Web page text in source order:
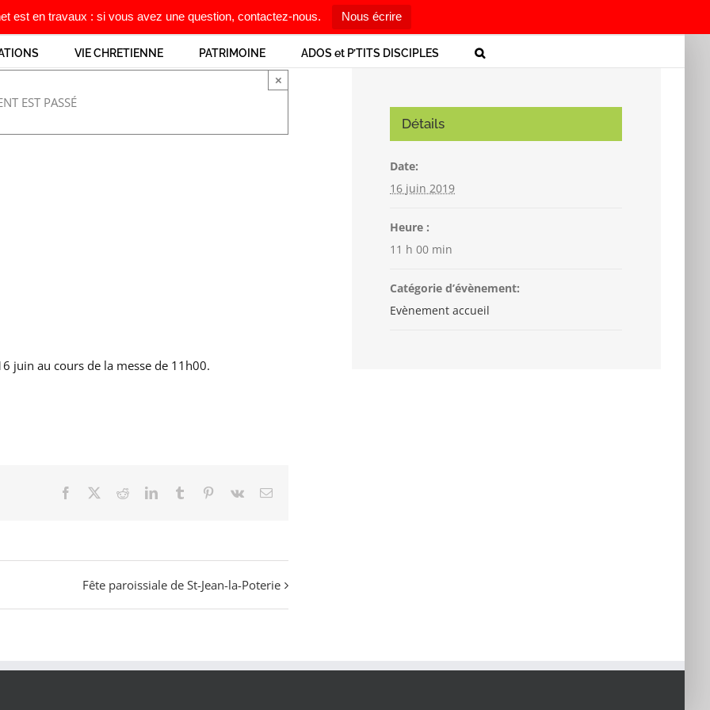
est en travaux : si vous avez une question, contactez-nous. Nous écrire
VIE CHRETIENNE PATRIMOINE ADOS et P’TITS DISCIPLES
EST PASSÉ
×
juin au cours de la messe de 11h00.
Facebook RedditLinkedInTumblr Pinterest
Vk Email
Fête paroissiale de St-Jean-la-Poterie
Détails
Date:
16 juin 2019
Heure :
11 h 00 min
Catégorie d’évènement:
Evènement accueil